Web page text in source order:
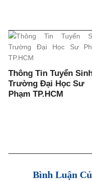
Thông Tin Tuyển
Trường Đại Học Sư
Phạm TP.HCM
Bình Luận